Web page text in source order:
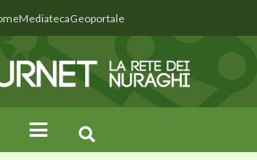
MediatecaGeoportale